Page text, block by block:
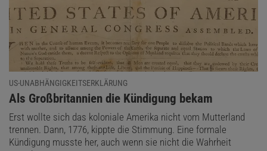
US-UNABHÄNGIGKEITSERKLÄRUNG
:
Als Großbritannien die Kündigung bekam
Erst wollte sich das koloniale Amerika nicht vom Mutterland
trennen. Dann, 1776, kippte die Stimmung. Eine formale
Kündigung musste her, auch wenn sie nicht die Wahrheit